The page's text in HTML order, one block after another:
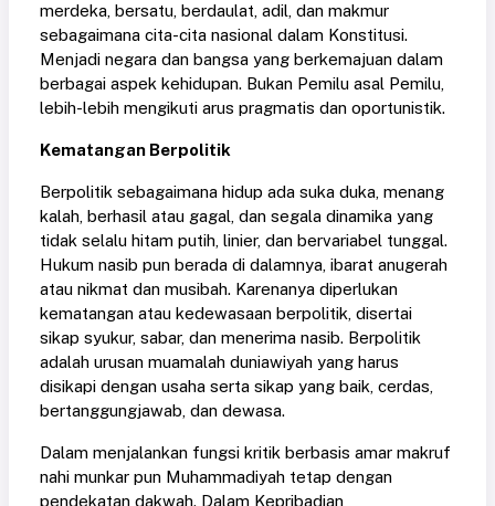
merdeka, bersatu, berdaulat, adil, dan makmur
sebagaimana cita-cita nasional dalam Konstitusi.
Menjadi negara dan bangsa yang berkemajuan dalam
berbagai aspek kehidupan. Bukan Pemilu asal Pemilu,
lebih-lebih mengikuti arus pragmatis dan oportunistik.
Kematangan Berpolitik
Berpolitik sebagaimana hidup ada suka duka, menang
kalah, berhasil atau gagal, dan segala dinamika yang
tidak selalu hitam putih, linier, dan bervariabel tunggal.
Hukum nasib pun berada di dalamnya, ibarat anugerah
atau nikmat dan musibah. Karenanya diperlukan
kematangan atau kedewasaan berpolitik, disertai
sikap syukur, sabar, dan menerima nasib. Berpolitik
adalah urusan muamalah duniawiyah yang harus
disikapi dengan usaha serta sikap yang baik, cerdas,
bertanggungjawab, dan dewasa.
Dalam menjalankan fungsi kritik berbasis amar makruf
nahi munkar pun Muhammadiyah tetap dengan
pendekatan dakwah. Dalam Kepribadian